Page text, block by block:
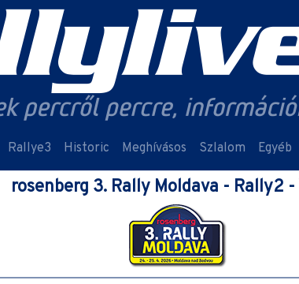
Rallye3 Historic Meghívásos Szlalom Egyéb
rosenberg 3. Rally Moldava - Rally2 -